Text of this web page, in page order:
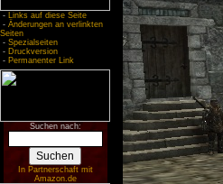
- Links auf diese Seite
- Änderungen an verlinkten
Seiten
- Spezialseiten
- Druckversion
- Permanenter Link
Suchen nach:
In Partnerschaft mit
Amazon.de